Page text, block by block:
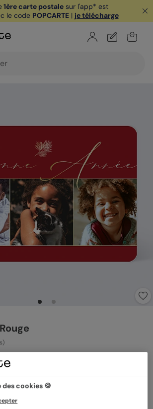
1ère carte postale sur l'app* est
le code POPCARTE| je télécharge
cookies 🍪